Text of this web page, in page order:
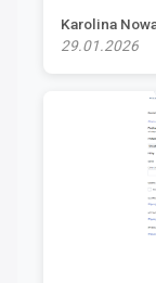
Karolina
29.01.2026